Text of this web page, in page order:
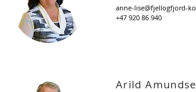
anne-lise@fjellogfjord-
+47 920 86 940
Arild